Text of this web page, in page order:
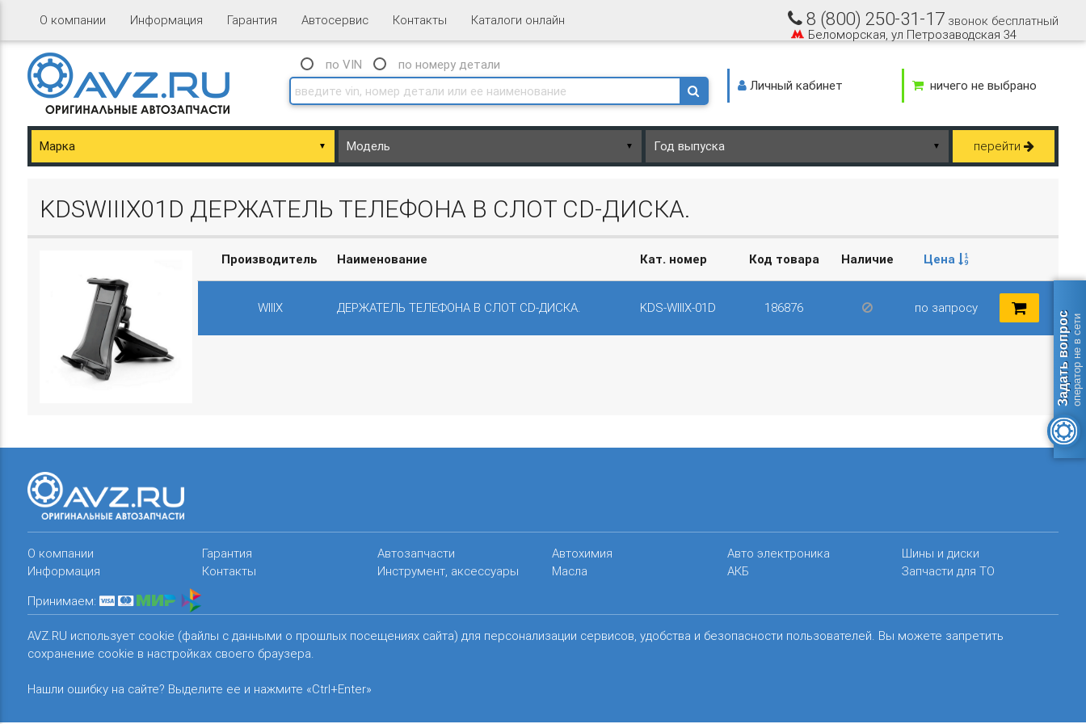
О компании Информация Гарантия Автосервис Контакты Каталоги онлайн 8 (800) 250-31-17 звонок бесплатный
Беломорская, ул Петрозаводская 34
по VIN
по номеру детали
Личный кабинет
ничего не выбрано
▼ ▼ ▼ перейти
KDSWIIIX01D ДЕРЖАТЕЛЬ ТЕЛЕФОНА В СЛОТ CD-ДИСКА.
Производитель Наименование Кат. номер Код товара Наличие Цена
WIIIX ДЕРЖАТЕЛЬ ТЕЛЕФОНА В СЛОТ CD-ДИСКА. KDS-WIIIX-01D 186876 по запросу
О компании
Информация
Гарантия
Контакты
Автозапчасти
Инструмент, аксессуары
Автохимия
Масла
Авто электроника
АКБ
Шины и диски
Запчасти для ТО
Принимаем:
AVZ.RU использует cookie (файлы с данными о прошлых посещениях сайта) для персонализации сервисов, удобства и безопасности пользователей. Вы можете запретить
сохранение cookie в настройках своего браузера.
Нашли ошибку на сайте? Выделите ее и нажмите «Ctrl+Enter»
Задать вопросоператор не в сети